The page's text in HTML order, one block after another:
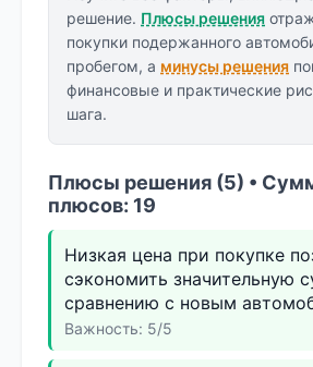
решение. Плюсы решения
покупки подержанного
пробегом, а минусы решения
финансовые и практические
шага.
Плюсы решения (5) •
плюсов: 19
Низкая цена при покупке
сэкономить значительную
сравнению с новым
Важность: 5/5